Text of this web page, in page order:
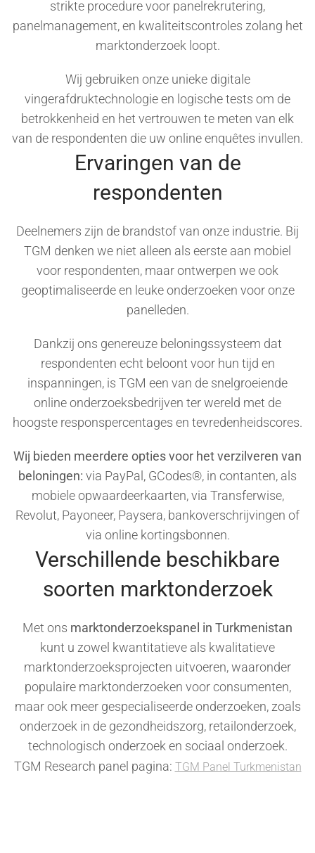
strikte procedure voor panelrekrutering,
panelmanagement, en kwaliteitscontroles zolang het
marktonderzoek loopt.
Wij gebruiken onze unieke digitale
vingerafdruktechnologie en logische tests om de
betrokkenheid en het vertrouwen te meten van elk
van de respondenten die uw online enquêtes invullen.
Ervaringen van de
respondenten
Deelnemers zijn de brandstof van onze industrie. Bij
TGM denken we niet alleen als eerste aan mobiel
voor respondenten, maar ontwerpen we ook
geoptimaliseerde en leuke onderzoeken voor onze
panelleden.
Dankzij ons genereuze beloningssysteem dat
respondenten echt beloont voor hun tijd en
inspanningen, is TGM een van de snelgroeiende
online onderzoeksbedrijven ter wereld met de
hoogste responspercentages en tevredenheidscores.
Wij bieden meerdere opties voor het verzilveren van
beloningen: via PayPal, GCodes®, in contanten, als
mobiele opwaardeerkaarten, via Transferwise,
Revolut, Payoneer, Paysera, bankoverschrijvingen of
via online kortingsbonnen.
Verschillende beschikbare
soorten marktonderzoek
Met ons marktonderzoekspanel in Turkmenistan
kunt u zowel kwantitatieve als kwalitatieve
marktonderzoeksprojecten uitvoeren, waaronder
populaire marktonderzoeken voor consumenten,
maar ook meer gespecialiseerde onderzoeken, zoals
onderzoek in de gezondheidszorg, retailonderzoek,
technologisch onderzoek en sociaal onderzoek.
TGM Research panel pagina: TGM Panel Turkmenistan